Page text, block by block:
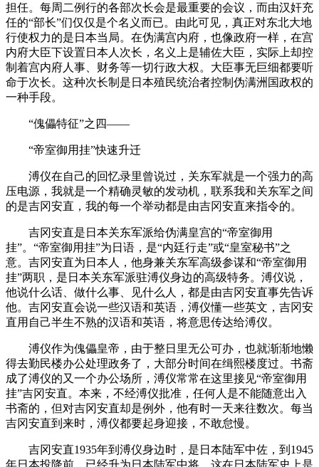
担任。每周二例行的各部次长会是最重要的会议，而由汉奸充
任的“部长”们仅仅是个名义而已。由此可见，真正对东北大地
行使权力的是日本当局。在伪满宫内府，也像政府一样，在宫
内府大臣下设置日本人次长，名义上是辅佐大臣，实际上却控
制着宫内府人事、财务等一切行政大权。大臣事无巨细都要听
命于次长。这种次长制是日本殖民统治者控制伪满洲国政权的
一种手段。
“傀儡特征”之四——
“帝室御用挂”快速升迁
溥仪在自己的回忆录里曾说过，关东军就是一个强力的高
压电源，我就是一个精确灵敏的发动机，联系我和关东军之间
的是吉冈安直，我的每一个举动都是由吉冈安直来指令的。
吉冈安直是日本关东军派给伪满皇宫的“帝室御用
挂”。“帝室御用挂”为日语，是“内廷行走”或“皇室秘书”之
意。吉冈安直为日本人，他身兼关东军高级参谋和“帝室御用
挂”两职，是日本关东军派驻溥仪身边的高级特务。溥仪说，
他说什么话、做什么事、见什么人，都是由吉冈安直事先告诉
他。吉冈安直会说一些汉语和英语，溥仪懂一些英文，吉冈安
直用自己半生不熟的汉语和英语，将意思传达给溥仪。
溥仪作为傀儡皇帝，由于整日里无公可办，也就渐渐地懒
得去勤民楼办公处理政务了，大部分时间在缉熙楼度过。书斋
成了溥仪的又一个办公场所，溥仪常常在这里接见“帝室御用
挂”吉冈安直。本来，不经溥仪批准，任何人是不能随意出入
书斋的，但对吉冈安直却是例外，他有时一天来往数次。每当
吉冈安直到来时，溥仪都要起身迎接，不敢怠慢。
吉冈安直1935年到溥仪身边时，是日本陆军中佐，到1945
年日本投降前，已经升为日本陆军中将，这在日本陆军史上是